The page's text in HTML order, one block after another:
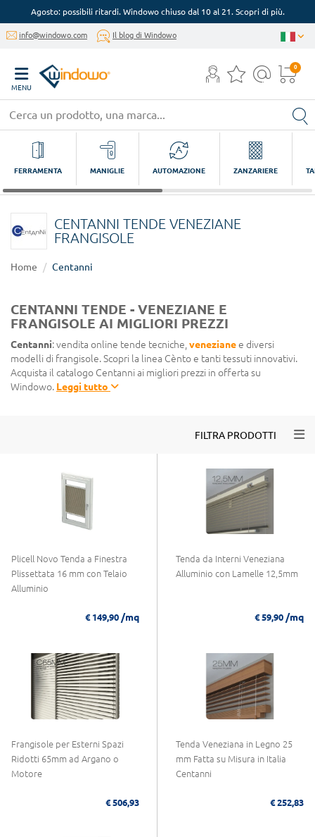
Agosto: possibili ritardi. Windowo chiuso dal 10 al 21. Scopri di più.
info@windowo.com Il blog di Windowo
MENU
0
FERRAMENTA MANIGLIE AUTOMAZIONE ZANZARIERE
CENTANNI TENDE VENEZIANE
FRANGISOLE
Home Centanni
CENTANNI TENDE - VENEZIANE E
FRANGISOLE AI MIGLIORI PREZZI
Centanni: vendita online tende tecniche, venezianee diversi
modelli di frangisole. Scopri la linea Cènto e tanti tessuti innovativi.
Acquista il catalogo Centanni ai migliori prezzi in offerta su
Windowo. Leggi tutto
FILTRA PRODOTTI
Plicell Novo Tenda a Finestra
Plissettata 16 mm con Telaio
Alluminio
€ 149,90 /mq
Tenda da Interni Veneziana
Alluminio con Lamelle 12,5mm
€ 59,90 /mq
Frangisole per Esterni Spazi
Ridotti 65mm ad Argano o
Motore
€ 506,93
Tenda Veneziana in Legno 25
mm Fatta su Misura in Italia
Centanni
€ 252,83